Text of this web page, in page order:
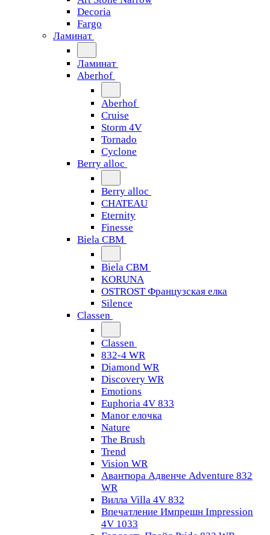
Decoria
Fargo
Ламинат
Ламинат
Aberhof
Aberhof
Cruise
Storm 4V
Tornado
Сyclone
Berry alloc
Berry alloc
CHATEAU
Eternity
Finesse
Biela CBM
Biela CBM
KORUNA
OSTROST Французская елка
Silence
Classen
Classen
832-4 WR
Diamond WR
Discovery WR
Emotions
Euphoria 4V 833
Manor елочка
Nature
The Brush
Trend
Vision WR
Авантюра Адвенче Adventure 832
WR
Вилла Villa 4V 832
Впечатление Импрешн Impression
4V 1033